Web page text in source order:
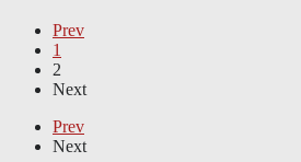
Prev
1
2
Next
Prev
Next